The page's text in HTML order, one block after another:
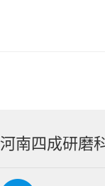
河南四成研磨